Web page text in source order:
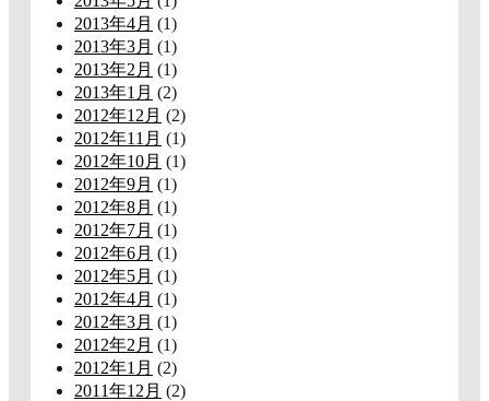
2013年4月 (1)
2013年3月 (1)
2013年2月 (1)
2013年1月 (2)
2012年12月 (2)
2012年11月 (1)
2012年10月 (1)
2012年9月 (1)
2012年8月 (1)
2012年7月 (1)
2012年6月 (1)
2012年5月 (1)
2012年4月 (1)
2012年3月 (1)
2012年2月 (1)
2012年1月 (2)
2011年12月 (2)